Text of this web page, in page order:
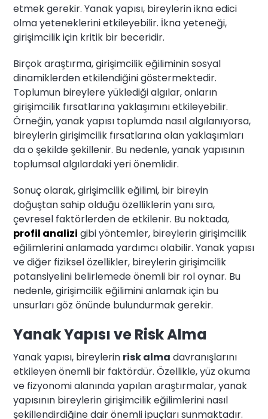
etmek gerekir. Yanak yapısı, bireylerin ikna edici
olma yeteneklerini etkileyebilir. İkna yeteneği,
girişimcilik için kritik bir beceridir.
Birçok araştırma, girişimcilik eğiliminin sosyal
dinamiklerden etkilendiğini göstermektedir.
Toplumun bireylere yüklediği algılar, onların
girişimcilik fırsatlarına yaklaşımını etkileyebilir.
Örneğin, yanak yapısı toplumda nasıl algılanıyorsa,
bireylerin girişimcilik fırsatlarına olan yaklaşımları
da o şekilde şekillenir. Bu nedenle, yanak yapısının
toplumsal algılardaki yeri önemlidir.
Sonuç olarak, girişimcilik eğilimi, bir bireyin
doğuştan sahip olduğu özelliklerin yanı sıra,
çevresel faktörlerden de etkilenir. Bu noktada,
profil analizi gibi yöntemler, bireylerin girişimcilik
eğilimlerini anlamada yardımcı olabilir. Yanak yapısı
ve diğer fiziksel özellikler, bireylerin girişimcilik
potansiyelini belirlemede önemli bir rol oynar. Bu
nedenle, girişimcilik eğilimini anlamak için bu
unsurları göz önünde bulundurmak gerekir.
Yanak Yapısı ve Risk Alma
Yanak yapısı, bireylerin risk alma davranışlarını
etkileyen önemli bir faktördür. Özellikle, yüz okuma
ve fizyonomi alanında yapılan araştırmalar, yanak
yapısının bireylerin girişimcilik eğilimlerini nasıl
şekillendirdiğine dair önemli ipuçları sunmaktadır.